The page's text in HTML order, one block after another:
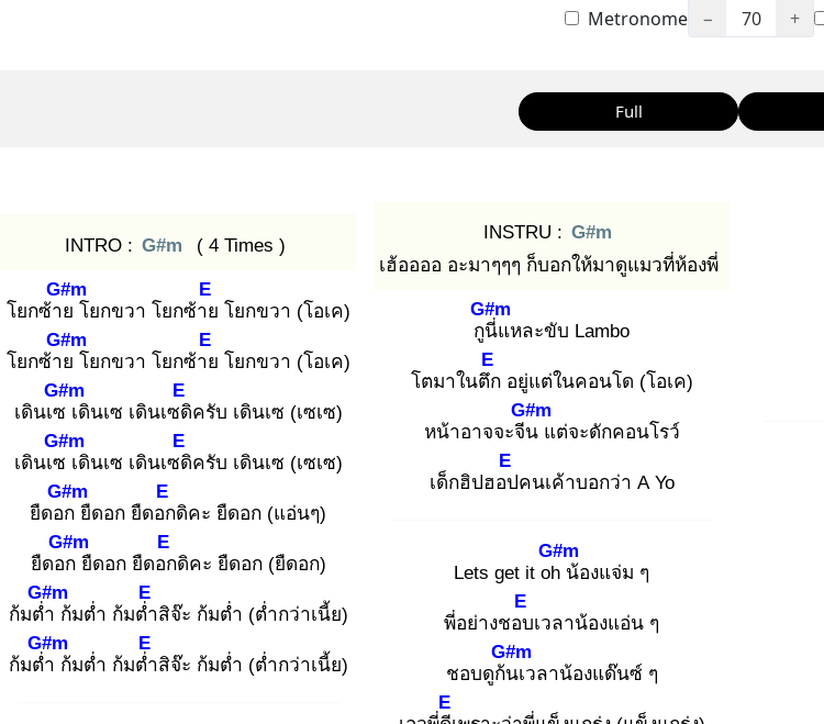
Metronome − 70 +
Full
INTRO : G#m ( 4 Times )
โยกซ้าย
G#m
โยกขวา โยกซ้าย
E
โยกขวา (โอเค)
โยกซ้าย
G#m
โยกขวา โยกซ้าย
E
โยกขวา (โอเค)
เดินเซ
G#m
เดินเซ เดินเซดิ
E
ครับ เดินเซ (เซเซ)
เดินเซ
G#m
เดินเซ เดินเซดิ
E
ครับ เดินเซ (เซเซ)
ยืดอก
G#m
ยืดอก ยืดอก
E
ดิคะ ยืดอก (แอ่นๆ)
ยืดอก
G#m
ยืดอก ยืดอก
E
ดิคะ ยืดอก (ยืดอก)
ก้มต่ำ
G#m
ก้มต่ำ ก้มต่ำ
E
สิจ๊ะ ก้มต่ำ (ต่ำกว่าเนี้ย)
ก้มต่ำ
G#m
ก้มต่ำ ก้มต่ำ
E
สิจ๊ะ ก้มต่ำ (ต่ำกว่าเนี้ย)
INSTRU : G#m
เฮ้ออออ อะมาๆๆๆ ก็บอกให้มาดูแมวที่ห้องพี่
กูนี่
G#m
แหละขับ Lambo
โตมาในตึก
E
อยู่แต่ในคอนโด (โอเค)
หน้าอาจจะจีน
G#m
แต่จะดักคอนโรว์
เด็กฮิปฮอป
E
คนเค้าบอกว่า A Yo
Lets get it oh
G#m
น้องแจ่ม ๆ
พี่อย่างชอบ
E
เวลาน้องแอ่น ๆ
ชอบดูก้น
G#m
เวลาน้องแด๊นซ์ ๆ
E